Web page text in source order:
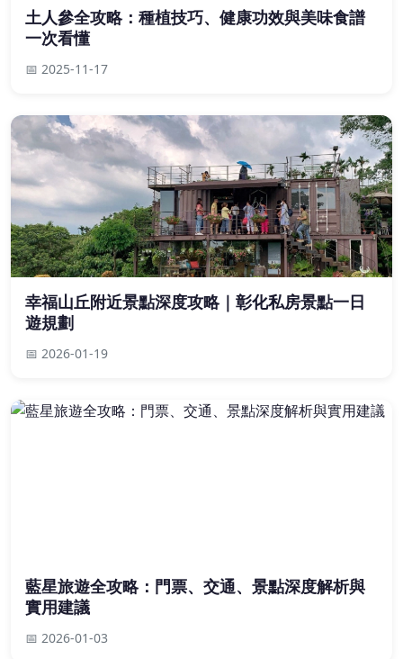
土人參全攻略：種植技巧、健康功效與美味食譜
一次看懂
📅 2025-11-17
幸福山丘附近景點深度攻略｜彰化私房景點一日
遊規劃
📅 2026-01-19
藍星旅遊全攻略：門票、交通、景點深度解析與
實用建議
📅 2026-01-03